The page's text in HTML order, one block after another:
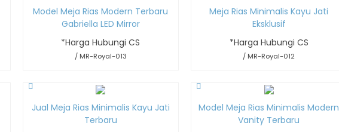
Model Meja Rias Modern Terbaru
Gabriella LED Mirror
*Harga Hubungi CS
/ MR-Royal-013
Meja Rias Minimalis Kayu Jati
Eksklusif
*Harga Hubungi CS
/ MR-Royal-012
Jual Meja Rias Minimalis Kayu Jati
Terbaru
Model Meja Rias Minimalis Modern
Vanity Terbaru